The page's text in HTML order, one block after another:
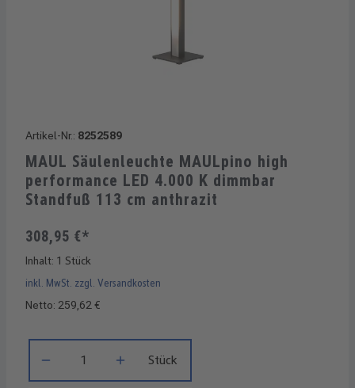
Artikel-Nr.: 8252589
MAUL Säulenleuchte MAULpino high
performance LED 4.000 K dimmbar
Standfuß 113 cm anthrazit
308,95 €*
Inhalt: 1 Stück
inkl. MwSt. zzgl. Versandkosten
Netto: 259,62 €
Stück